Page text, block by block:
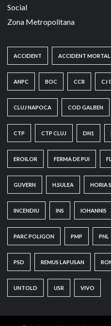
Social
Zona Metropolitana
ACCIDENT ACCIDENT MORTAL
ANPC BOC CCR CJ
CLUJ NAPOCA COD GALBEN
CTP CTP CLUJ DN1
EROILOR FERMA DE PUI
GUVERN H.SULEA HORIA
INCENDIU INS IOHANNIS
PARC POLIGON PMP PNL
PSD REMUS LAPUSAN
UNTOLD USR VIVO